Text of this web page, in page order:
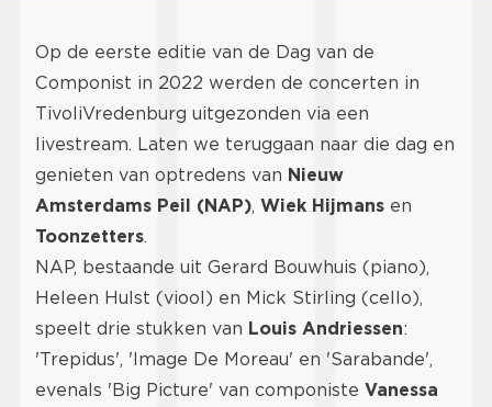
Op de eerste editie van de Dag van de
Componist in 2022 werden de concerten in
TivoliVredenburg uitgezonden via een
livestream. Laten we teruggaan naar die dag en
genieten van optredens van Nieuw
Amsterdams Peil (NAP), Wiek Hijmans en
Toonzetters.
NAP, bestaande uit Gerard Bouwhuis (piano),
Heleen Hulst (viool) en Mick Stirling (cello),
speelt drie stukken van Louis Andriessen:
'Trepidus', 'Image De Moreau' en 'Sarabande',
evenals 'Big Picture' van componiste Vanessa